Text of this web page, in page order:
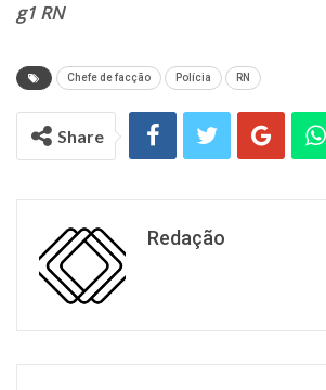
g1 RN
Chefe de facção Polícia RN
Share
Redação